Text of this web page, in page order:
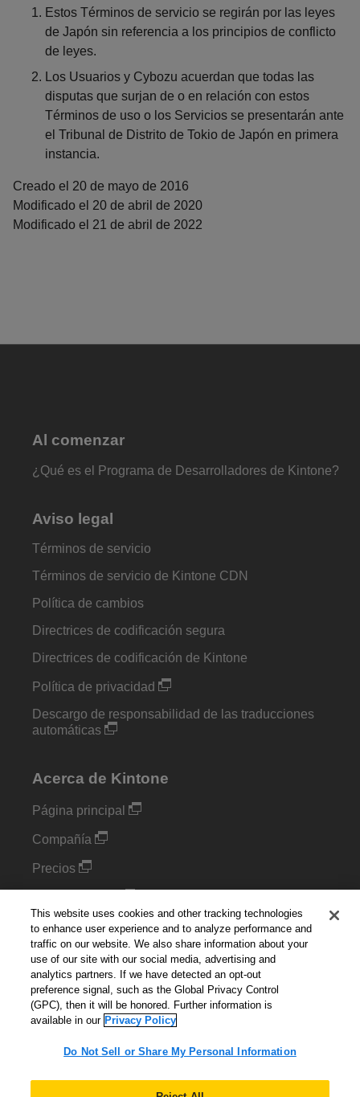
Estos Términos de servicio se regirán por las leyes
de Japón sin referencia a los principios de conflicto
de leyes.
Los Usuarios y Cybozu acuerdan que todas las
disputas que surjan de o en relación con estos
Términos de uso o los Servicios se presentarán ante
el Tribunal de Distrito de Tokio de Japón en primera
instancia.
Creado el 20 de mayo de 2016
Modificado el 20 de abril de 2020
Modificado el 21 de abril de 2022
Al comenzar
¿Qué es el Programa de Desarrolladores de Kintone?
Aviso legal
Términos de servicio
Términos de servicio de Kintone CDN
Política de cambios
Directrices de codificación segura
Directrices de codificación de Kintone
Política de privacidad
Descargo de responsabilidad de las traducciones
automáticas
Acerca de Kintone
Página principal
Compañía
Precios
Blog
Configuración de cookies
Do Not Sell or Share My Personal Information
Español ▼
This website uses cookies and other tracking technologies
to enhance user experience and to analyze performance and
traffic on our website. We also share information about your
use of our site with our social media, advertising and
analytics partners. If we have detected an opt-out
preference signal, such as the Global Privacy Control
(GPC), then it will be honored. Further information is
available in our Privacy Policy
Do Not Sell or Share My Personal Information